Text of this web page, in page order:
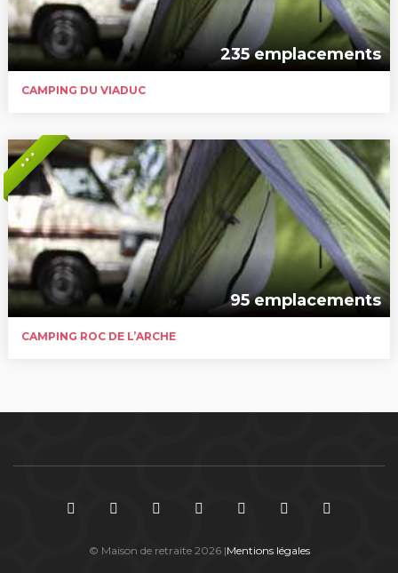
235 emplacements
CAMPING DU VIADUC
* * *
95 emplacements
CAMPING ROC DE L’ARCHE
© Maison de retraite 2026 |Mentions légales